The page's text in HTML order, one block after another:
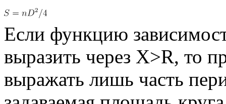
Если функцию
выразить через X>R, то
выражать лишь часть